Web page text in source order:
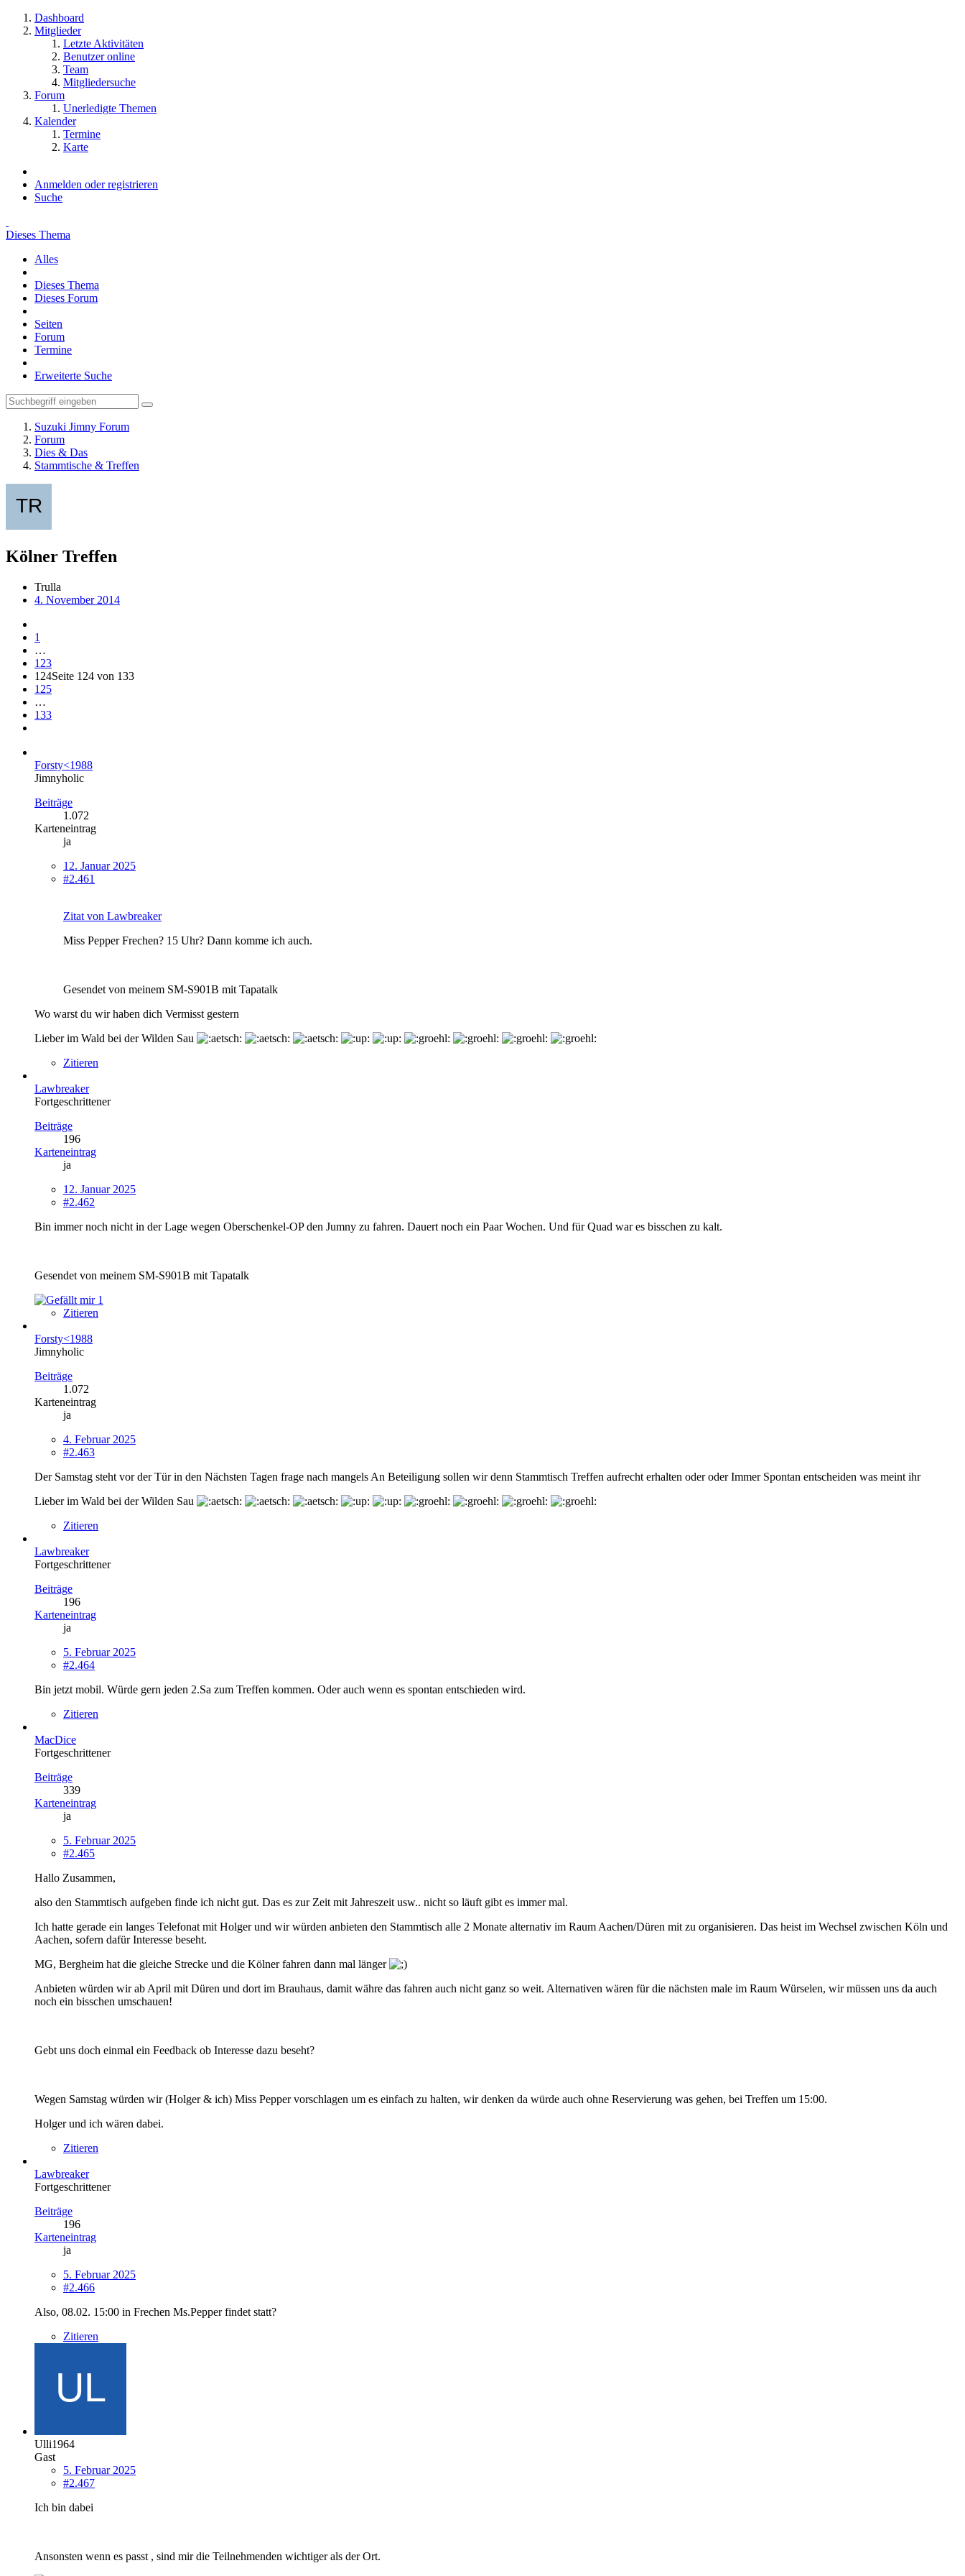
Dashboard
Mitglieder
Letzte Aktivitäten
Benutzer online
Team
Mitgliedersuche
Forum
Unerledigte Themen
Kalender
Termine
Karte
Anmelden oder registrieren
Suche
Dieses Thema
Alles
Dieses Thema
Dieses Forum
Seiten
Forum
Termine
Erweiterte Suche
Suzuki Jimny Forum
Forum
Dies & Das
Stammtische & Treffen
Kölner Treffen
Trulla
4. November 2014
1
…
123
124Seite 124 von 133
125
…
133
Forsty<1988
Jimnyholic
Beiträge
1.072
Karteneintrag
ja
12. Januar 2025
#2.461
Zitat von Lawbreaker
Miss Pepper Frechen? 15 Uhr? Dann komme ich auch.
Gesendet von meinem SM-S901B mit Tapatalk
Wo warst du wir haben dich Vermisst gestern
Lieber im Wald bei der Wilden Sau
Zitieren
Lawbreaker
Fortgeschrittener
Beiträge
196
Karteneintrag
ja
12. Januar 2025
#2.462
Bin immer noch nicht in der Lage wegen Oberschenkel-OP den Jumny zu fahren. Dauert noch ein Paar Wochen. Und für Quad war es bisschen zu kalt.
Gesendet von meinem SM-S901B mit Tapatalk
1
Zitieren
Forsty<1988
Jimnyholic
Beiträge
1.072
Karteneintrag
ja
4. Februar 2025
#2.463
Der Samstag steht vor der Tür in den Nächsten Tagen frage nach mangels An Beteiligung sollen wir denn Stammtisch Treffen aufrecht erhalten oder oder Immer Spontan entscheiden was meint ihr
Lieber im Wald bei der Wilden Sau
Zitieren
Lawbreaker
Fortgeschrittener
Beiträge
196
Karteneintrag
ja
5. Februar 2025
#2.464
Bin jetzt mobil. Würde gern jeden 2.Sa zum Treffen kommen. Oder auch wenn es spontan entschieden wird.
Zitieren
MacDice
Fortgeschrittener
Beiträge
339
Karteneintrag
ja
5. Februar 2025
#2.465
Hallo Zusammen,
also den Stammtisch aufgeben finde ich nicht gut. Das es zur Zeit mit Jahreszeit usw.. nicht so läuft gibt es immer mal.
Ich hatte gerade ein langes Telefonat mit Holger und wir würden anbieten den Stammtisch alle 2 Monate alternativ im Raum Aachen/Düren mit zu organisieren. Das heist im Wechsel zwischen Köln und
Aachen, sofern dafür Interesse beseht.
MG, Bergheim hat die gleiche Strecke und die Kölner fahren dann mal länger
Anbieten würden wir ab April mit Düren und dort im Brauhaus, damit währe das fahren auch nicht ganz so weit. Alternativen wären für die nächsten male im Raum Würselen, wir müssen uns da auch
noch ein bisschen umschauen!
Gebt uns doch einmal ein Feedback ob Interesse dazu beseht?
Wegen Samstag würden wir (Holger & ich) Miss Pepper vorschlagen um es einfach zu halten, wir denken da würde auch ohne Reservierung was gehen, bei Treffen um 15:00.
Holger und ich wären dabei.
Zitieren
Lawbreaker
Fortgeschrittener
Beiträge
196
Karteneintrag
ja
5. Februar 2025
#2.466
Also, 08.02. 15:00 in Frechen Ms.Pepper findet statt?
Zitieren
Ulli1964
Gast
5. Februar 2025
#2.467
Ich bin dabei
Ansonsten wenn es passt , sind mir die Teilnehmenden wichtiger als der Ort.